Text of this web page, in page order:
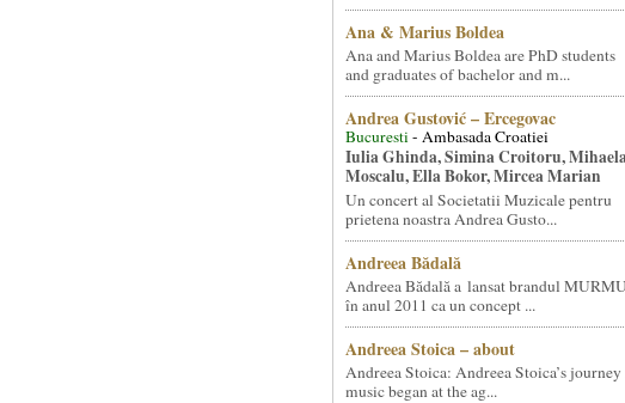
Ana & Marius Boldea
Ana and Marius Boldea are PhD students
and graduates of bachelor and m...
Andrea Gustović – Ercegovac
Bucuresti- Ambasada Croatiei
Iulia Ghinda, Simina Croitoru,
Moscalu, Ella Bokor, Mircea Marian
Un concert al Societatii Muzicale pentru
prietena noastra Andrea Gusto...
Andreea Bădală
Andreea Bădală a lansat brandul
în anul 2011 ca un concept ...
Andreea Stoica – about
Andreea Stoica: Andreea Stoica’s
music began at the ag...